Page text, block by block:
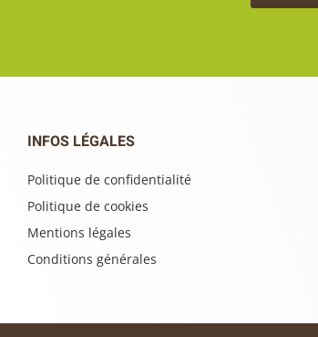
INFOS LÉGALES
Politique de confidentialité
Politique de cookies
Mentions légales
Conditions générales